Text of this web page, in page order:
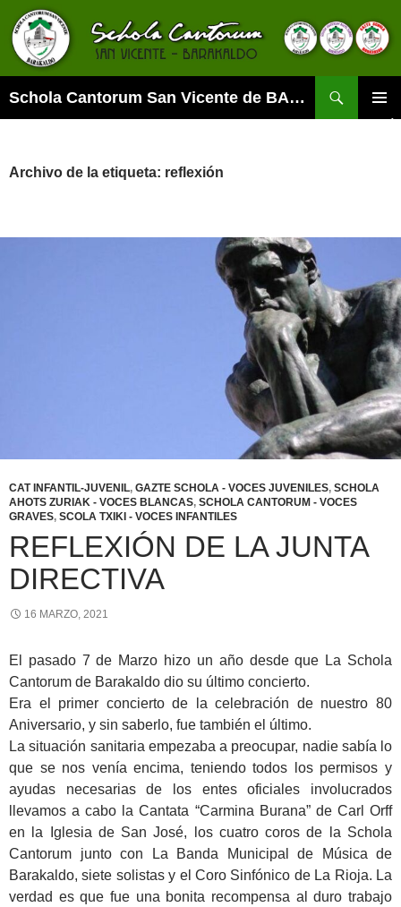
Schola Cantorum San Vicente de BARAKALDO
Archivo de la etiqueta: reflexión
CAT INFANTIL-JUVENIL, GAZTE SCHOLA - VOCES JUVENILES, SCHOLA
AHOTS ZURIAK - VOCES BLANCAS, SCHOLA CANTORUM - VOCES
GRAVES, SCOLA TXIKI - VOCES INFANTILES
REFLEXIÓN DE LA JUNTA
DIRECTIVA
16 MARZO, 2021
El pasado 7 de Marzo hizo un año desde que La Schola
Cantorum de Barakaldo dio su último concierto.
Era el primer concierto de la celebración de nuestro 80
Aniversario, y sin saberlo, fue también el último.
La situación sanitaria empezaba a preocupar, nadie sabía lo
que se nos venía encima, teniendo todos los permisos y
ayudas necesarias de los entes oficiales involucrados
llevamos a cabo la Cantata “Carmina Burana” de Carl Orff
en la Iglesia de San José, los cuatro coros de la Schola
Cantorum junto con La Banda Municipal de Música de
Barakaldo, siete solistas y el Coro Sinfónico de La Rioja. La
verdad es que fue una bonita recompensa al duro trabajo